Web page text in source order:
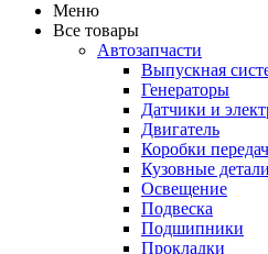
Меню
Все товары
Автозапчасти
Выпускная
Генераторы
Датчики и
Двигатель
Коробки передач
Кузовные детали
Освещение
Подвеска
Подшипники
Прокладки